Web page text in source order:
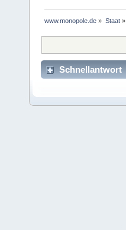
www.monopole.de » Staat»
Schnellantwort